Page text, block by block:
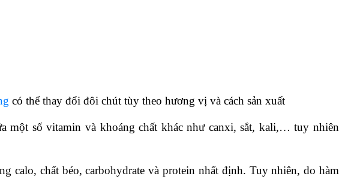
có thể thay đổi đôi chút tùy theo hương vị và cách sản xuất
một số vitamin và khoáng chất khác như canxi, sắt, kali,… tuy nhiên
calo, chất béo, carbohydrate và protein nhất định. Tuy nhiên, do hàm